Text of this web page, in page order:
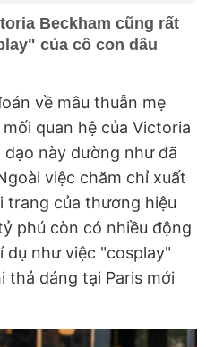
Beckham cũng rất
của cô con dâu
về mâu thuẫn mẹ
quan hệ của Victoria
dạo này dường như đã
việc chăm chỉ xuất
trang của thương hiệu
phú còn có nhiều động
dụ như việc "cosplay"
thả dáng tại Paris mới